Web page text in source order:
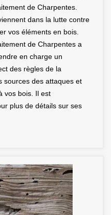
de Charpentes.
dans la lutte contre
vos éléments en bois.
de Charpentes a
en charge un
des règles de la
sources des attaques et
vos bois. Il est
plus de détails sur ses